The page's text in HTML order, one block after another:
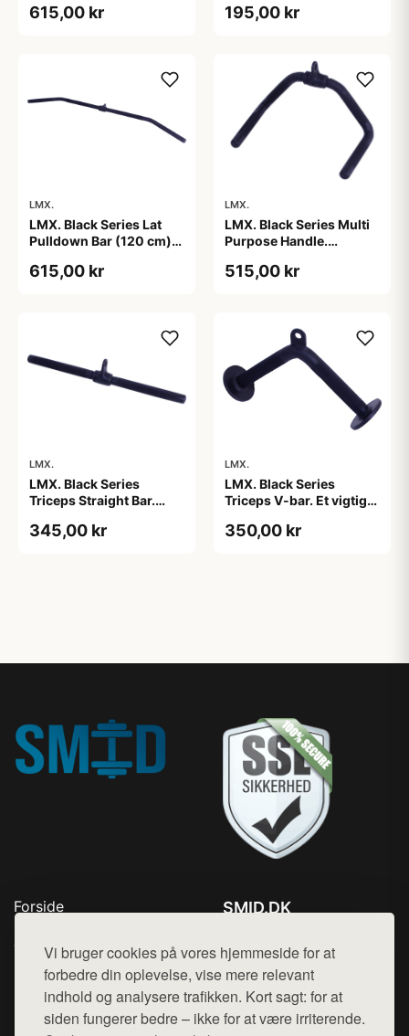
Vi bruger cookies på vores hjemmeside for at
forbedre din oplevelse, vise mere relevant
indhold og analysere trafikken. Kort sagt: for at
siden fungerer bedre – ikke for at være irriterende.
med håndtag. Holdbar.
615,00 kr
design. Sort farve. I høj
195,00 kr
LMX.
LMX. Black Series Lat
Pulldown Bar (120 cm).
farve. Stilfuldt og robust
615,00 kr
LMX.
LMX. Black Series Multi
Purpose Handle.
Riflet håndtag der sikrer
515,00 kr
LMX.
LMX. Black Series
Triceps Straight Bar.
øvelser. Riflet greb, som
345,00 kr
LMX.
LMX. Black Series
Triceps V-bar. Et vigtigt
greb, der gør det nemt at
350,00 kr
Forside
Top Rabatter
Kontakt
SMID.DK
Mail: hej@want.dk
Cookie- og privatlivspolitik